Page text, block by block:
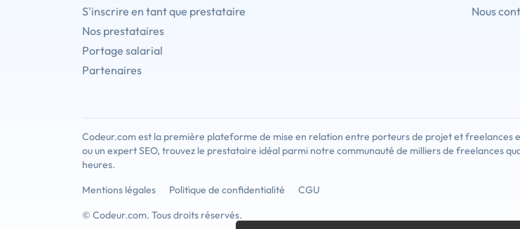
S'inscrire en tant que prestataire
Nos prestataires
Portage salarial
Partenaires
Nous
Codeur.com est la première plateforme de mise en relation entre porteurs de projet et freelances
ou un expert SEO, trouvez le prestataire idéal parmi notre communauté de milliers de freelances
heures.
Mentions légales
Politique de confidentialité
CGU
© Codeur.com. Tous droits réservés.